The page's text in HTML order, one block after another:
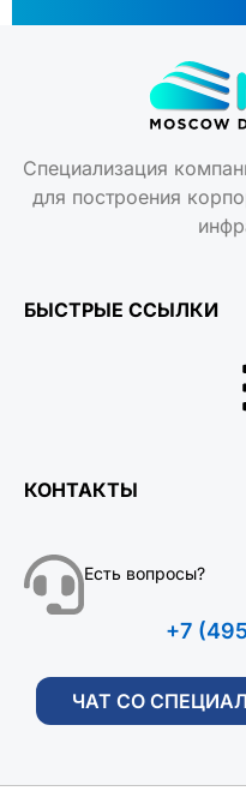
Специализация
для построения
БЫСТРЫЕ ССЫЛКИ
КОНТАКТЫ
Есть вопросы?
+7
ЧАТ СО